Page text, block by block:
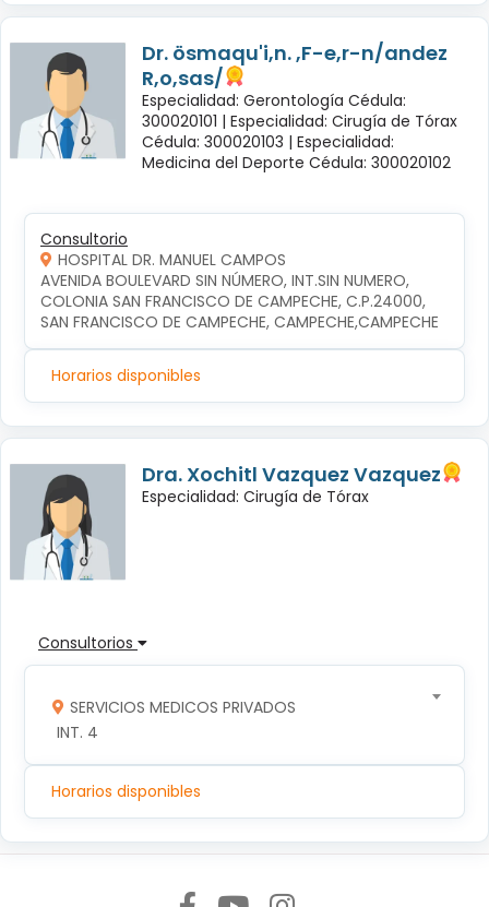
Dr. ösmaqu'i,n. ,F-e,r-n/andez
R,o,sas/
Especialidad: Gerontología Cédula:
300020101 | Especialidad: Cirugía de Tórax
Cédula: 300020103 | Especialidad:
Medicina del Deporte Cédula: 300020102
Consultorio
HOSPITAL DR. MANUEL CAMPOS
AVENIDA BOULEVARD SIN NÚMERO, INT.SIN NUMERO,
COLONIA SAN FRANCISCO DE CAMPECHE, C.P.24000,
SAN FRANCISCO DE CAMPECHE, CAMPECHE,CAMPECHE
Horarios disponibles
Dra. Xochitl Vazquez Vazquez
Especialidad: Cirugía de Tórax
Consultorios
SERVICIOS MEDICOS PRIVADOS
INT. 4
Horarios disponibles